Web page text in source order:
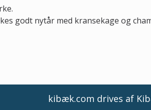
godt nytår med kransekage og
kibæk.com drives af